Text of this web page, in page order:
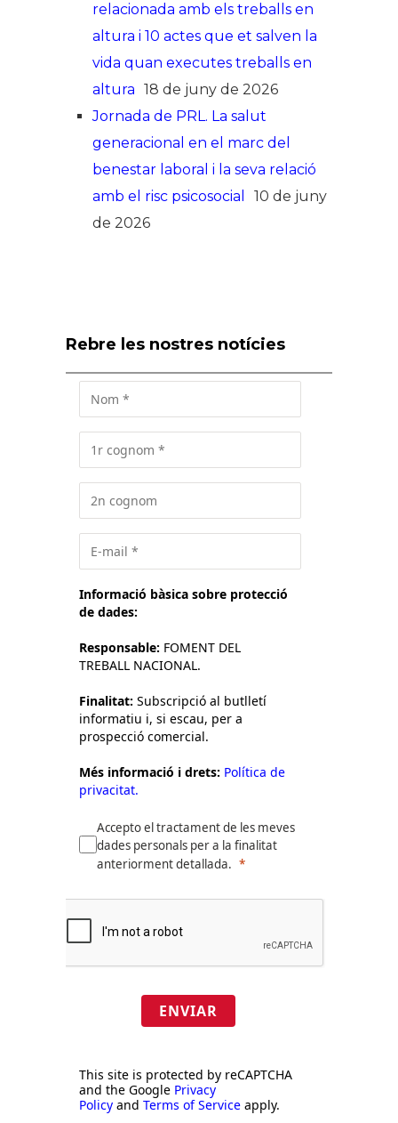
relacionada amb els treballs en
altura i 10 actes que et salven la
vida quan executes treballs en
altura 18 de juny de 2026
Jornada de PRL. La salut
generacional en el marc del
benestar laboral i la seva relació
amb el risc psicosocial
10 de juny
de 2026
Rebre les nostres notícies
Informació bàsica sobre protecció
de dades:
Responsable: FOMENT DEL
TREBALL NACIONAL.
Finalitat: Subscripció al butlletí
informatiu i, si escau, per a
prospecció comercial.
Més informació i drets: Política de
privacitat.
Accepto el tractament de les meves
dades personals per a la finalitat
anteriorment detallada.
ENVIAR
This site is protected by reCAPTCHA
and the Google Privacy
Policy and Terms of Service apply.